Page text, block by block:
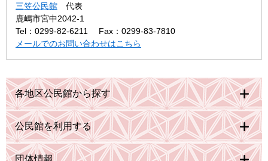
三笠公民館
代表
鹿嶋市宮中2042-1
Tel：0299-82-6211
Fax：0299-83-7810
メールでのお問い合わせはこちら
各地区公民館から探す
公民館を利用する
団体情報